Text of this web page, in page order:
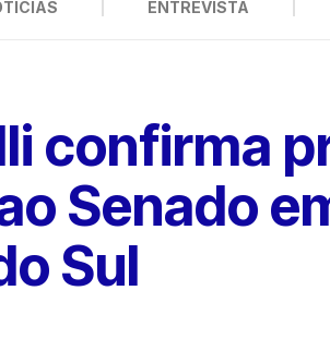
ENTREVISTA
confirma
Senado
Sul